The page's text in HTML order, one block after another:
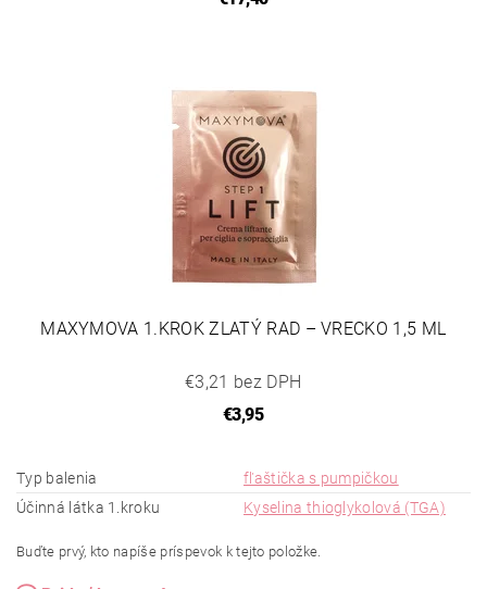
MAXYMOVA 1.KROK ZLATÝ RAD – VRECKO 1,5 ML
€3,21 bez DPH
€3,95
Typ balenia
fľaštička s pumpičkou
Účinná látka 1.kroku
Kyselina thioglykolová (TGA)
Buďte prvý, kto napíše príspevok k tejto položke.